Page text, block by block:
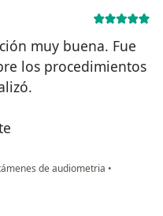
muy buena. Fue
los procedimientos
de audiometria •